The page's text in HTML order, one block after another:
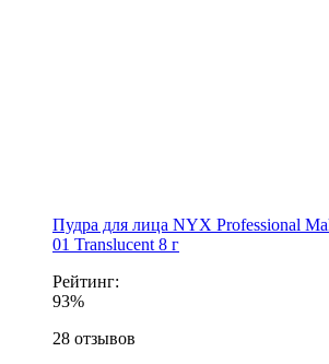
Пудра для лица NYX Professional
01 Translucent 8 г
Рейтинг:
93%
28 отзывов